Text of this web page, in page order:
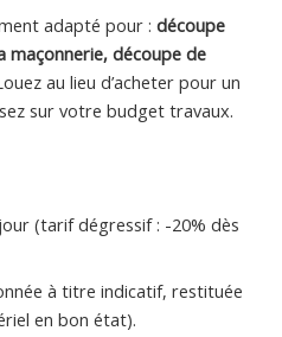
adapté pour : découpe
maçonnerie, découpe de
au lieu d’acheter pour un
sur votre budget travaux.
(tarif dégressif : -20% dès
à titre indicatif, restituée
en bon état).